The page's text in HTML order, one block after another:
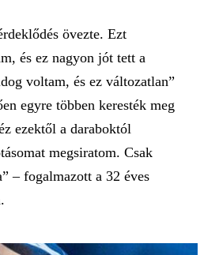
övezte. Ezt
és ez nagyon jót tett a
voltam, és ez változatlan”
egyre többen keresték meg
ezektől a daraboktól
megsiratom. Csak
– fogalmazott a 32 éves